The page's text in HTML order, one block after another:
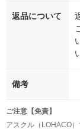
返品について
備考
ご注意【免責】
アスクル（LOHACO